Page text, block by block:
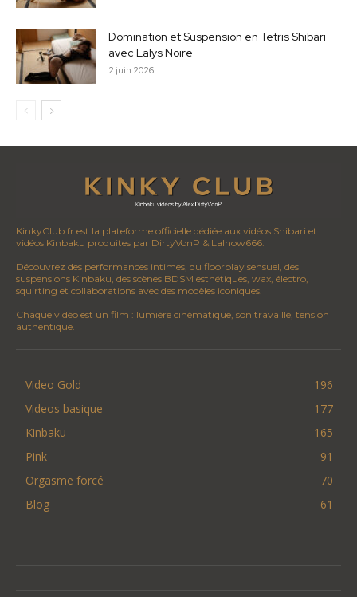
Domination et Suspension en Tetris Shibari
avec Lalys Noire
2 juin 2026
KinkyClub.fr est la plateforme officielle dédiée aux vidéos Shibari et
vidéos Kinbaku produites par DirtyVonP & Lalhow666.
Découvrez des performances intimes, du floorplay sensuel, des
suspensions Kinbaku, des scènes BDSM esthétiques, wax, électro,
squirting et collaborations avec des modèles iconiques.
Chaque vidéo est un film : lumière cinématique, son travaillé, tension
authentique.
Video Gold
196
Videos basique
177
Kinbaku
165
Pink
91
Orgasme forcé
70
Blog
61